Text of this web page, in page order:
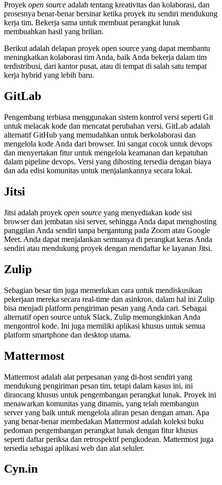
Proyek open source adalah tentang kreativitas dan kolaborasi, dan
prosesnya benar-benar bersinar ketika proyek itu sendiri mendukung
kerja tim. Bekerja sama untuk membuat perangkat lunak
membuahkan hasil yang brilian.
Berikut adalah delapan proyek open source yang dapat membantu
meningkatkan kolaborasi tim Anda, baik Anda bekerja dalam tim
terdistribusi, dari kantor pusat, atau di tempat di salah satu tempat
kerja hybrid yang lebih baru.
GitLab
Pengembang terbiasa menggunakan sistem kontrol versi seperti Git
untuk melacak kode dan mencatat perubahan versi. GitLab adalah
alternatif GitHub yang memudahkan untuk berkolaborasi dan
mengelola kode Anda dari browser. Ini sangat cocok untuk devops
dan menyertakan fitur untuk mengelola keamanan dan kepatuhan
dalam pipeline devops. Versi yang dihosting tersedia dengan biaya
dan ada edisi komunitas untuk menjalankannya secara lokal.
Jitsi
Jitsi adalah proyek open source yang menyediakan kode sisi
browser dan jembatan sisi server, sehingga Anda dapat menghosting
panggilan Anda sendiri tanpa bergantung pada Zoom atau Google
Meet. Anda dapat menjalankan semuanya di perangkat keras Anda
sendiri atau mendukung proyek dengan mendaftar ke layanan Jitsi.
Zulip
Sebagian besar tim juga memerlukan cara untuk mendiskusikan
pekerjaan mereka secara real-time dan asinkron, dalam hal ini Zulip
bisa menjadi platform pengiriman pesan yang Anda cari. Sebagai
alternatif open source untuk Slack, Zulip memungkinkan Anda
mengontrol kode. Ini juga memiliki aplikasi khusus untuk semua
platform smartphone dan desktop utama.
Mattermost
Mattermost adalah alat perpesanan yang di-host sendiri yang
mendukung pengiriman pesan tim, tetapi dalam kasus ini, ini
dirancang khusus untuk pengembangan perangkat lunak. Proyek ini
menawarkan komunitas yang dinamis, yang telah membangun
server yang baik untuk mengelola aliran pesan dengan aman. Apa
yang benar-benar membedakan Mattermost adalah koleksi buku
pedoman pengembangan perangkat lunak dengan fitur khusus
seperti daftar periksa dan retrospektif pengkodean. Mattermost juga
tersedia sebagai aplikasi web dan alat seluler.
Cyn.in